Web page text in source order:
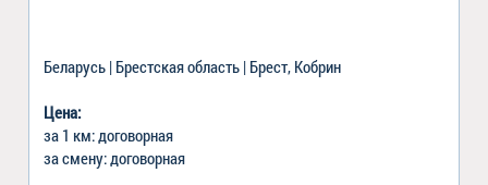
Беларусь | Брестская область | Брест, Кобрин
Цена:
за 1 км: договорная
за смену: договорная